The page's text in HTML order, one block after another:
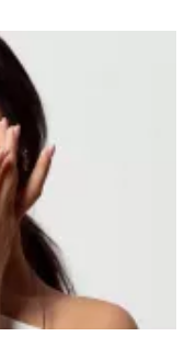
całego rynku.